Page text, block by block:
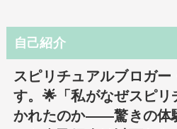
自己紹介
スピリチュアルブロガ
す。🌟「私がなぜスピ
かれたのか――驚きの体